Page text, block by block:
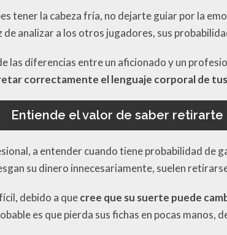
tener la cabeza fría, no dejarte guiar por la
de analizar a los otros jugadores, sus
las diferencias entre un aficionado y un
correctamente el lenguaje corporal de
Entiende el valor de saber
a entender cuando tiene probabilidad de
su dinero innecesariamente, suelen
debido a quecree que su suerte puede
es que pierda sus fichas en pocas manos,